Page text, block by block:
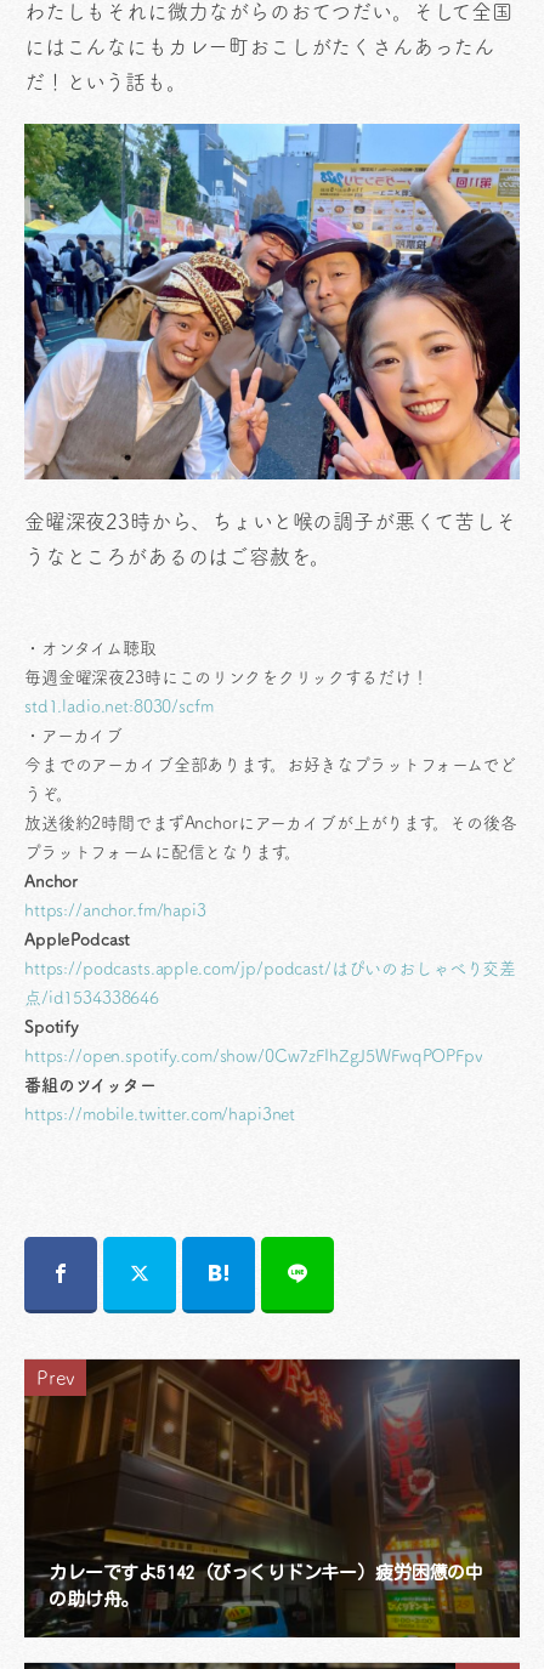
わたしもそれに微力ながらのおてつだい。そして全国
にはこんなにもカレー町おこしがたくさんあったん
だ！という話も。
金曜深夜23時から、ちょいと喉の調子が悪くて苦しそ
うなところがあるのはご容赦を。
・オンタイム聴取
毎週金曜深夜23時にこのリンクをクリックするだけ！
std1.ladio.net:8030/scfm
・アーカイブ
今までのアーカイブ全部あります。お好きなプラットフォームでど
うぞ。
放送後約2時間でまずAnchorにアーカイブが上がります。その後各
プラットフォームに配信となります。
Anchor
https://anchor.fm/hapi3
ApplePodcast
https://podcasts.apple.com/jp/podcast/はぴいのおしゃべり交差
点/id1534338646
Spotify
https://open.spotify.com/show/0Cw7zFIhZgJ5WFwqPOPFpv
番組のツイッター
https://mobile.twitter.com/hapi3net
Prev
カレーですよ5142（びっくりドンキー）疲労困憊の中
の助け舟。